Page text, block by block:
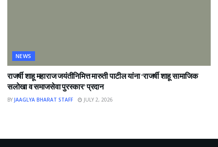
NEWS
राजर्षी शाहू महाराज जयंतीनिमित्त मारुती पाटील यांना ‘राजर्षी शाहू सामाजिक
सलोखा व समाजसेवा पुरस्कार’ प्रदान
BY JAAGLYA BHARAT STAFF JULY 2, 2026